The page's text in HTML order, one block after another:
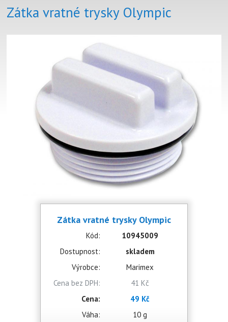
Zátka vratné trysky Olympic
Zátka vratné trysky Olympic
Kód:
10945009
Dostupnost:
skladem
Výrobce:
Marimex
Cena bez DPH:
41 Kč
Cena:
49 Kč
Váha:
10 g